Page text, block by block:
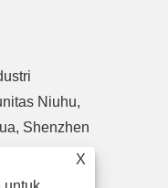
Niuhu,
Shenzhen
X